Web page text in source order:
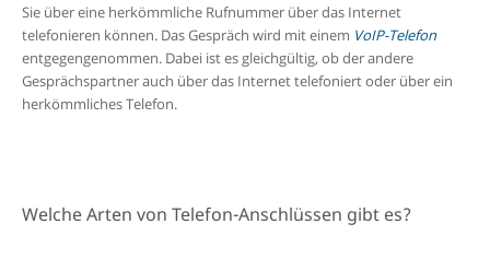
Sie über eine herkömmliche Rufnummer über das Internet
telefonieren können. Das Gespräch wird mit einem VoIP-Telefon
entgegengenommen. Dabei ist es gleichgültig, ob der andere
Gesprächspartner auch über das Internet telefoniert oder über ein
herkömmliches Telefon.
Welche Arten von Telefon-Anschlüssen gibt es?